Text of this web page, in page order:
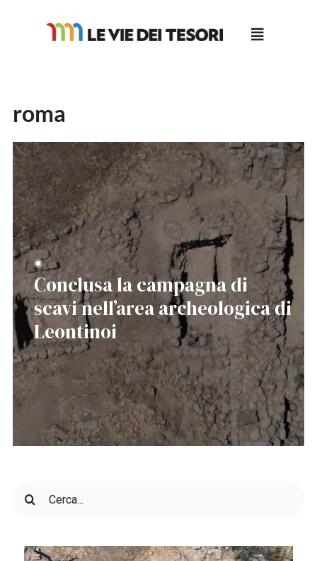
roma
◉
Conclusa la campagna di
scavi nell’area archeologica di
Leontinoi
per: